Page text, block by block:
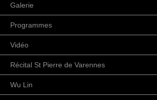
Galerie
Programmes
Vidéo
Récital St Pierre de Varennes
Wu Lin